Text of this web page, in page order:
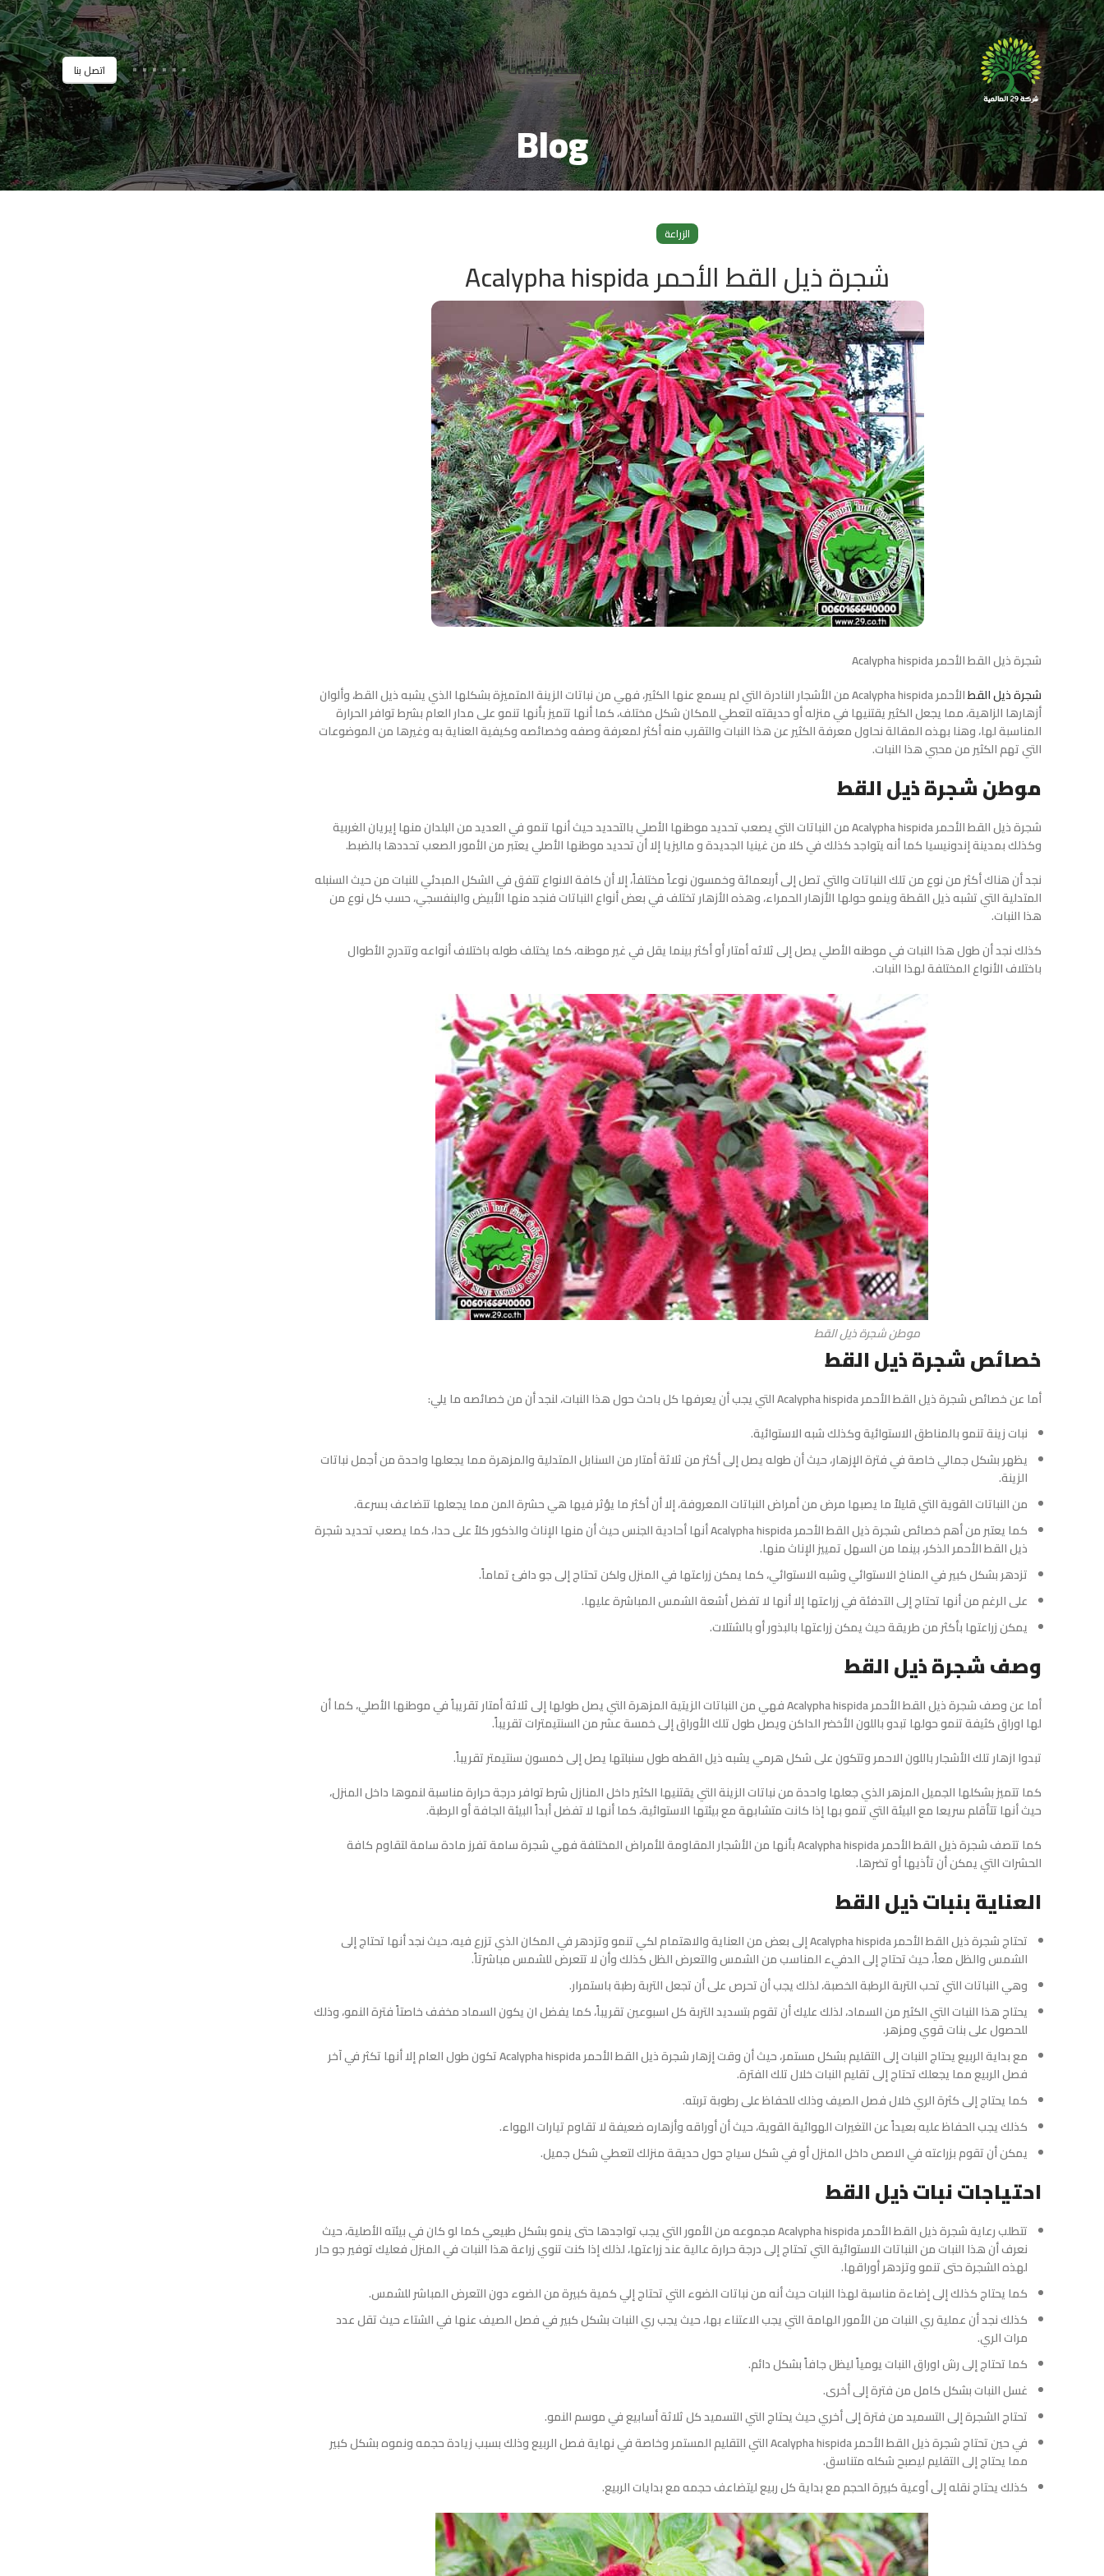
من نحنالشحن والتصديرالنباتات اتصل بنا
Blog
الزراعة
شجرة ذيل القط الأحمر Acalypha hispida
شجرة ذيل القط الأحمر Acalypha hispida
شجرة ذيل القط
الأحمر Acalypha hispida من الأشجار النادرة التي لم يسمع عنها الكثير، فهي من نباتات الزينة المتميزة بشكلها الذي يشبه ذيل القط، وألوان
أزهارها الزاهية، مما يجعل الكثير يقتنيها في منزله أو حديقته لتعطي للمكان شكل مختلف، كما أنها تتميز بأنها تنمو على مدار العام بشرط توافر الحرارة
المناسبة لها، وهنا بهذه المقالة نحاول معرفة الكثير عن هذا النبات والتقرب منه أكثر لمعرفة وصفه وخصائصه وكيفية العناية به وغيرها من الموضوعات
التي تهم الكثير من محبي هذا النبات.
موطن شجرة ذيل القط
شجرة ذيل القط الأحمر Acalypha hispida من النباتات التي يصعب تحديد موطنها الأصلي بالتحديد حيث أنها تنمو في العديد من البلدان منها إيريان الغربية
وكذلك بمدينة إندونيسيا كما أنه يتواجد كذلك في كلا من غينيا الجديدة و ماليزيا إلا أن تحديد موطنها الأصلي يعتبر من الأمور الصعب تحددها بالضبط.
نجد أن هناك أكثر من نوع من تلك النباتات والتي تصل إلى أربعمائة وخمسون نوعاً مختلفاً، إلا أن كافة الانواع تتفق في الشكل المبدئي للنبات من حيث السنبله
المتدلية التي تشبه ذيل القطة وينمو حولها الأزهار الحمراء، وهذه الأزهار تختلف في بعض أنواع النباتات فنجد منها الأبيض والبنفسجي، حسب كل نوع من
هذا النبات.
كذلك نجد أن طول هذا النبات في موطنه الأصلي يصل إلى ثلاثه أمتار أو أكثر بينما يقل في غير موطنه، كما يختلف طوله باختلاف أنواعه وتتدرج الأطوال
باختلاف الأنواع المختلفة لهذا النبات.
موطن شجرة ذيل القط
خصائص شجرة ذيل القط
أما عن خصائص شجرة ذيل القط الأحمر Acalypha hispida التي يجب أن يعرفها كل باحث حول هذا النبات، لنجد أن من خصائصه ما يلي:
نبات زينة تنمو بالمناطق الاستوائية وكذلك شبه الاستوائية.
يظهر بشكل جمالي خاصة في فترة الإزهار، حيث أن طوله يصل إلى أكثر من ثلاثة أمتار من السنابل المتدلية والمزهرة مما يجعلها واحدة من أجمل نباتات
الزينة.
من النباتات القوية التي قليلاً ما يصبها مرض من أمراض النباتات المعروفة، إلا أن أكثر ما يؤثر فيها هي حشرة المن مما يجعلها تتضاعف بسرعة.
كما يعتبر من أهم خصائص شجرة ذيل القط الأحمر Acalypha hispida أنها أحادية الجنس حيث أن منها الإناث والذكور كلاً على حدا، كما يصعب تحديد شجرة
ذيل القط الأحمر الذكر، بينما من السهل تمييز الإناث منها.
تزدهر بشكل كبير في المناخ الاستوائي وشبه الاستوائي، كما يمكن زراعتها في المنزل ولكن تحتاج إلى جو دافئ تماماً.
على الرغم من أنها تحتاج إلى التدفئة في زراعتها إلا أنها لا تفضل أشعة الشمس المباشرة عليها.
يمكن زراعتها بأكثر من طريقة حيث يمكن زراعتها بالبذور أو بالشتلات.
وصف شجرة ذيل القط
أما عن وصف شجرة ذيل القط الأحمر Acalypha hispida فهي من النباتات الزيتية المزهرة التي يصل طولها إلى ثلاثة أمتار تقريباً في موطنها الأصلي، كما أن
لها اوراق كثيفة تنمو حولها تبدو باللون الأخضر الداكن ويصل طول تلك الأوراق إلى خمسة عشر من السنتيمترات تقريباً.
تبدوا ازهار تلك الأشجار باللون الاحمر وتتكون على شكل هرمي يشبه ذيل القطه طول سنبلتها يصل إلى خمسون سنتيمتر تقريباً.
كما تتميز بشكلها الجميل المزهر الذي جعلها واحدة من نباتات الزينة التي يقتنيها الكثير داخل المنازل شرط توافر درجة حرارة مناسبة لنموها داخل المنزل،
حيث أنها تتأقلم سريعا مع البيئة التي تنمو بها إذا كانت متشابهة مع بيئتها الاستوائية، كما أنها لا تفضل أبداً البيئة الجافة أو الرطبة.
كما تتصف شجرة ذيل القط الأحمر Acalypha hispida بأنها من الأشجار المقاومة للأمراض المختلفة فهي شجرة سامة تفرز مادة سامة لتقاوم كافة
الحشرات التي يمكن أن تأذيها أو تضرها.
العناية بنبات ذيل القط
تحتاج شجرة ذيل القط الأحمر Acalypha hispida إلى بعض من العناية والاهتمام لكي تنمو وتزدهر في المكان الذي تزرع فيه، حيث نجد أنها تحتاج إلى
الشمس والظل معاً، حيث تحتاج إلى الدفيء المناسب من الشمس والتعرض الظل كذلك وأن لا تتعرض للشمس مباشرتاً.
وهي النباتات التي تحب التربة الرطبة الخصبة، لذلك يجب أن تحرص على أن تجعل التربة رطبة باستمرار.
يحتاج هذا النبات التي الكثير من السماد، لذلك عليك أن تقوم بتسديد التربة كل اسبوعين تقريباً، كما يفضل ان يكون السماد مخفف خاصتاً فترة النمو، وذلك
للحصول على بنات قوي ومزهر.
مع بداية الربيع يحتاج النبات إلى التقليم بشكل مستمر، حيث أن وقت إزهار شجرة ذيل القط الأحمر Acalypha hispida تكون طول العام إلا أنها تكثر في آخر
فصل الربيع مما يجعلك تحتاج إلى تقليم النبات خلال تلك الفترة.
كما يحتاج إلى كثرة الري خلال فصل الصيف وذلك للحفاظ على رطوبة تربته.
كذلك يجب الحفاظ عليه بعيداً عن التغيرات الهوائية القوية، حيث أن أوراقه وأزهاره ضعيفة لا تقاوم تيارات الهواء.
يمكن أن تقوم بزراعته في الاصص داخل المنزل أو في شكل سياج حول حديقة منزلك لتعطي شكل جميل.
احتياجات نبات ذيل القط
تتطلب رعاية شجرة ذيل القط الأحمر Acalypha hispida مجموعه من الأمور التي يجب تواجدها حتى ينمو بشكل طبيعي كما لو كان في بيئته الأصلية، حيث
نعرف أن هذا النبات من النباتات الاستوائية التي تحتاج إلى درجة حرارة عالية عند زراعتها، لذلك إذا كنت تنوي زراعة هذا النبات في المنزل فعليك توفير جو حار
لهذه الشجرة حتى تنمو وتزدهر أوراقها.
كما يحتاج كذلك إلى إضاءة مناسبة لهذا النبات حيث أنه من نباتات الضوء التي تحتاج إلي كمية كبيرة من الضوء دون التعرض المباشر للشمس.
كذلك نجد أن عملية ري النبات من الأمور الهامة التي يجب الاعتناء بها، حيث يجب ري النبات بشكل كبير في فصل الصيف عنها في الشتاء حيث تقل عدد
مرات الري.
كما تحتاج إلى رش اوراق النبات يومياً ليظل جافاً بشكل دائم.
غسل النبات بشكل كامل من فترة إلى أخرى.
تحتاج الشجرة إلى التسميد من فترة إلى أخري حيث يحتاج التي التسميد كل ثلاثة أسابيع في موسم النمو.
في حين تحتاج شجرة ذيل القط الأحمر Acalypha hispida التي التقليم المستمر وخاصة في نهاية فصل الربيع وذلك بسبب زيادة حجمه ونموه بشكل كبير
مما يحتاج إلى التقليم ليصبح شكله متناسق.
كذلك يحتاج نقله إلى أوعية كبيرة الحجم مع بداية كل ربيع ليتضاعف حجمه مع بدايات الربيع.